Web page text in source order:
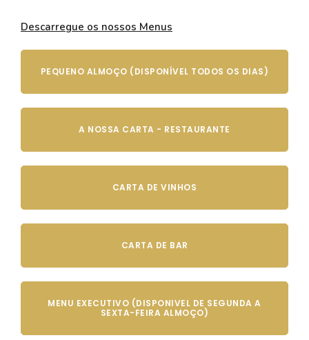
Descarregue os nossos Menus
PEQUENO ALMOÇO (DISPONÍVEL TODOS OS DIAS)
A NOSSA CARTA - RESTAURANTE
CARTA DE VINHOS
CARTA DE BAR
MENU EXECUTIVO (DISPONIVEL DE SEGUNDA A
SEXTA-FEIRA ALMOÇO)